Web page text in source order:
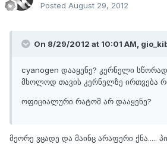
Posted August 29, 2012
On 8/29/2012 at 10:01 AM,
cyanogen დააყენე? კერნელი
მხოლოდ თავის კერნელზე ირთვება
ოფიციალური რატომ არ დააყენე?
მეორე ვცადე და მაინც არაფერი ქნა.....